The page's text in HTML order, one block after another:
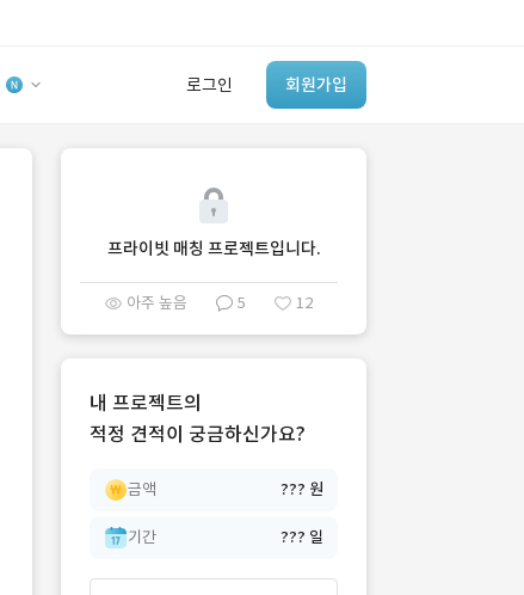
로그인 회원가입
유사사례 검색 AI
‘이런 거’ 만들어본
개발 회사 있어?
바로가기
프라이빗 매칭 프로젝트입니다.
아주 높음 5 12
내 프로젝트의
적정 견적이 궁금하신가요?
금액 ??? 원
기간 ??? 일